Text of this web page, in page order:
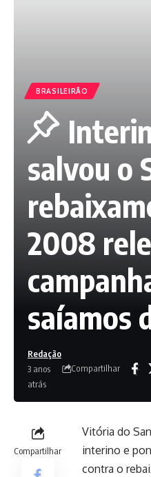
BRASILEIRÃO
salvou o
2008
saíamos
Redação
3 anos
atrás
Compartilhar
Compartilhar
Vitória do
interino e
contra o